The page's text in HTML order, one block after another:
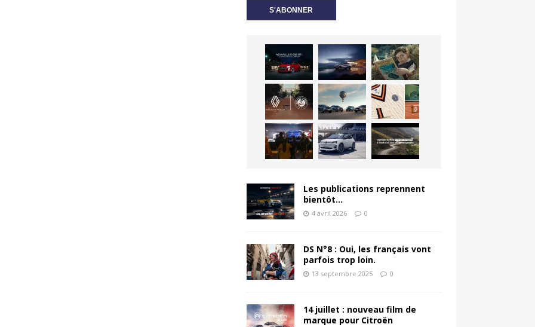
Les publications reprennent
bientôt…
4 avril 2026 0
DS N°8 : Oui, les français vont
parfois trop loin.
13 septembre 2025 0
14 juillet : nouveau film de
marque pour Citroën